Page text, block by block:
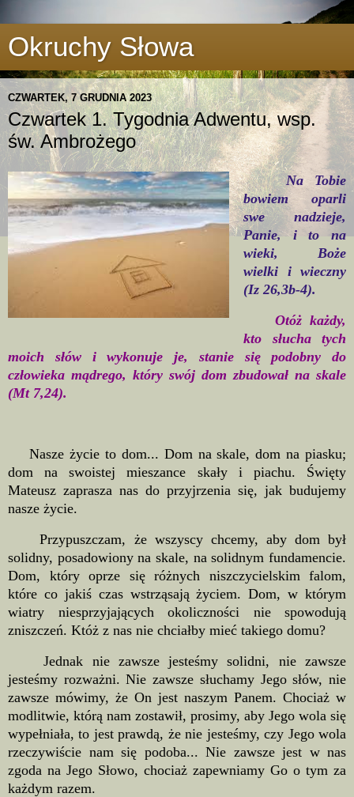
Okruchy Słowa
CZWARTEK, 7 GRUDNIA 2023
Czwartek 1. Tygodnia Adwentu, wsp.
św. Ambrożego
Na Tobie
bowiem oparli
swe nadzieje,
Panie, i to na
wieki, Boże
wielki i wieczny
(Iz 26,3b-4).
Otóż każdy,
kto słucha tych
moich słów i wykonuje je, stanie się podobny do
człowieka mądrego, który swój dom zbudował na skale
(Mt 7,24).
Nasze życie to dom... Dom na skale, dom na piasku;
dom na swoistej mieszance skały i piachu. Święty
Mateusz zaprasza nas do przyjrzenia się, jak budujemy
nasze życie.
Przypuszczam, że wszyscy chcemy, aby dom był
solidny, posadowiony na skale, na solidnym fundamencie.
Dom, który oprze się różnych niszczycielskim falom,
które co jakiś czas wstrząsają życiem. Dom, w którym
wiatry niesprzyjających okoliczności nie spowodują
zniszczeń. Któż z nas nie chciałby mieć takiego domu?
Jednak nie zawsze jesteśmy solidni, nie zawsze
jesteśmy rozważni. Nie zawsze słuchamy Jego słów, nie
zawsze mówimy, że On jest naszym Panem. Chociaż w
modlitwie, którą nam zostawił, prosimy, aby Jego wola się
wypełniała, to jest prawdą, że nie jesteśmy, czy Jego wola
rzeczywiście nam się podoba... Nie zawsze jest w nas
zgoda na Jego Słowo, chociaż zapewniamy Go o tym za
każdym razem.